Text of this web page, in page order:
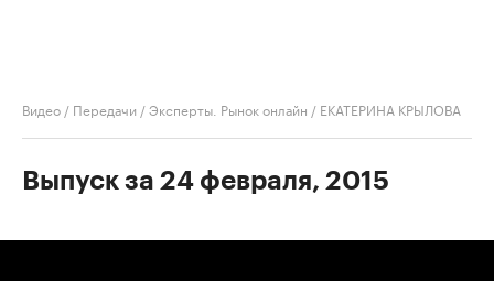
Видео / Передачи /Эксперты. Рынок онлайн / ЕКАТЕРИНА КРЫЛОВА
Выпуск за 24 февраля, 2015